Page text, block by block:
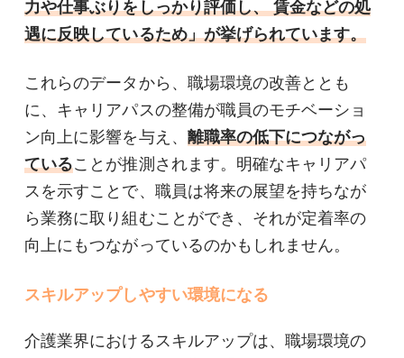
力や仕事ぶりをしっかり評価し、 賃金などの処
遇に反映しているため」が挙げられています。
これらのデータから、職場環境の改善ととも
に、キャリアパスの整備が職員のモチベーショ
ン向上に影響を与え、 離職率の低下につながっ
ていることが推測されます。明確なキャリアパ
スを示すことで、職員は将来の展望を持ちなが
ら業務に取り組むことができ、それが定着率の
向上にもつながっているのかもしれません。
スキルアップしやすい環境になる
介護業界におけるスキルアップは、職場環境の